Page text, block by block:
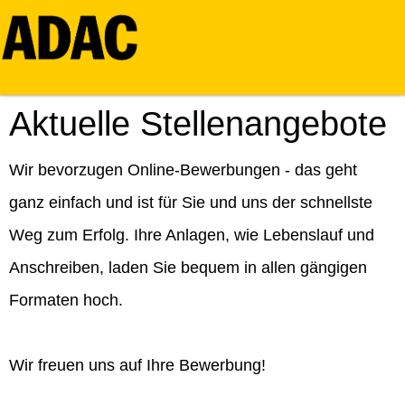
Aktuelle Stellenangebote
Wir bevorzugen Online-Bewerbungen - das geht
ganz einfach und ist für Sie und uns der schnellste
Weg zum Erfolg. Ihre Anlagen, wie Lebenslauf und
Anschreiben, laden Sie bequem in allen gängigen
Formaten hoch.
Wir freuen uns auf Ihre Bewerbung!